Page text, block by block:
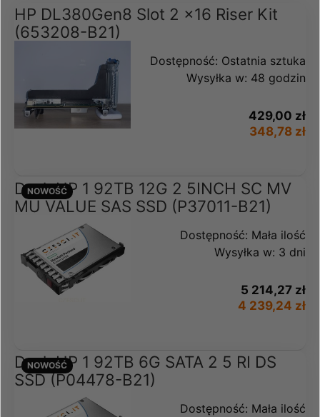
HP DL380Gen8 Slot 2 x16 Riser Kit
(653208-B21)
Dostępność: Ostatnia sztuka
Wysyłka w: 48 godzin
429,00 zł
348,78 zł
Dysk HP 1 92TB 12G 2 5INCH SC MV
MU VALUE SAS SSD (P37011-B21)
Dostępność: Mała ilość
Wysyłka w: 3 dni
5 214,27 zł
4 239,24 zł
NOWOŚĆ
Dysk HP 1 92TB 6G SATA 2 5 RI DS
SSD (P04478-B21)
Dostępność: Mała ilość
NOWOŚĆ